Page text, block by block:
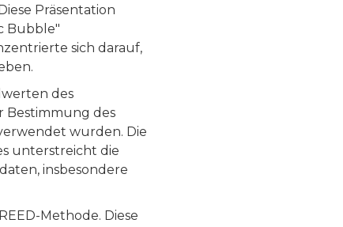
Präsentation
Bubble"
sich darauf,
des
Bestimmung des
wurden. Die
unterstreicht die
insbesondere
Methode. Diese